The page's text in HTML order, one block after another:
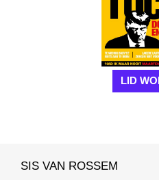
LID
SIS VAN ROSSEM